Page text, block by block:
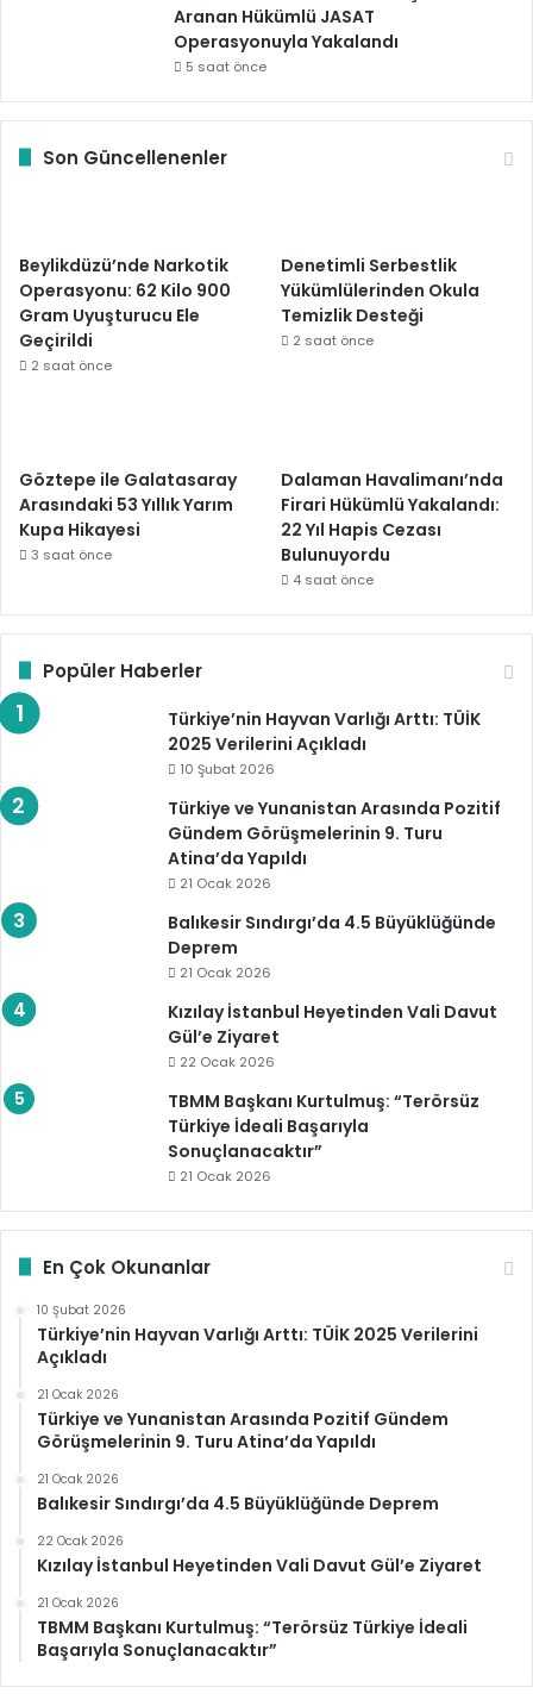
Aranan Hükümlü JASAT
Operasyonuyla Yakalandı
5 saat önce
Son Güncellenenler
Beylikdüzü’nde Narkotik
Operasyonu: 62 Kilo 900
Gram Uyuşturucu Ele
Geçirildi
2 saat önce
Denetimli Serbestlik
Yükümlülerinden Okula
Temizlik Desteği
2 saat önce
Göztepe ile Galatasaray
Arasındaki 53 Yıllık Yarım
Kupa Hikayesi
3 saat önce
Dalaman Havalimanı’nda
Firari Hükümlü Yakalandı:
22 Yıl Hapis Cezası
Bulunuyordu
4 saat önce
Popüler Haberler
Türkiye’nin Hayvan Varlığı Arttı: TÜİK
2025 Verilerini Açıkladı
10 Şubat 2026
Türkiye ve Yunanistan Arasında Pozitif
Gündem Görüşmelerinin 9. Turu
Atina’da Yapıldı
21 Ocak 2026
Balıkesir Sındırgı’da 4.5 Büyüklüğünde
Deprem
21 Ocak 2026
Kızılay İstanbul Heyetinden Vali Davut
Gül’e Ziyaret
22 Ocak 2026
TBMM Başkanı Kurtulmuş: “Terörsüz
Türkiye İdeali Başarıyla
Sonuçlanacaktır”
21 Ocak 2026
En Çok Okunanlar
10 Şubat 2026
Türkiye’nin Hayvan Varlığı Arttı: TÜİK 2025 Verilerini
Açıkladı
21 Ocak 2026
Türkiye ve Yunanistan Arasında Pozitif Gündem
Görüşmelerinin 9. Turu Atina’da Yapıldı
21 Ocak 2026
Balıkesir Sındırgı’da 4.5 Büyüklüğünde Deprem
22 Ocak 2026
Kızılay İstanbul Heyetinden Vali Davut Gül’e Ziyaret
21 Ocak 2026
TBMM Başkanı Kurtulmuş: “Terörsüz Türkiye İdeali
Başarıyla Sonuçlanacaktır”